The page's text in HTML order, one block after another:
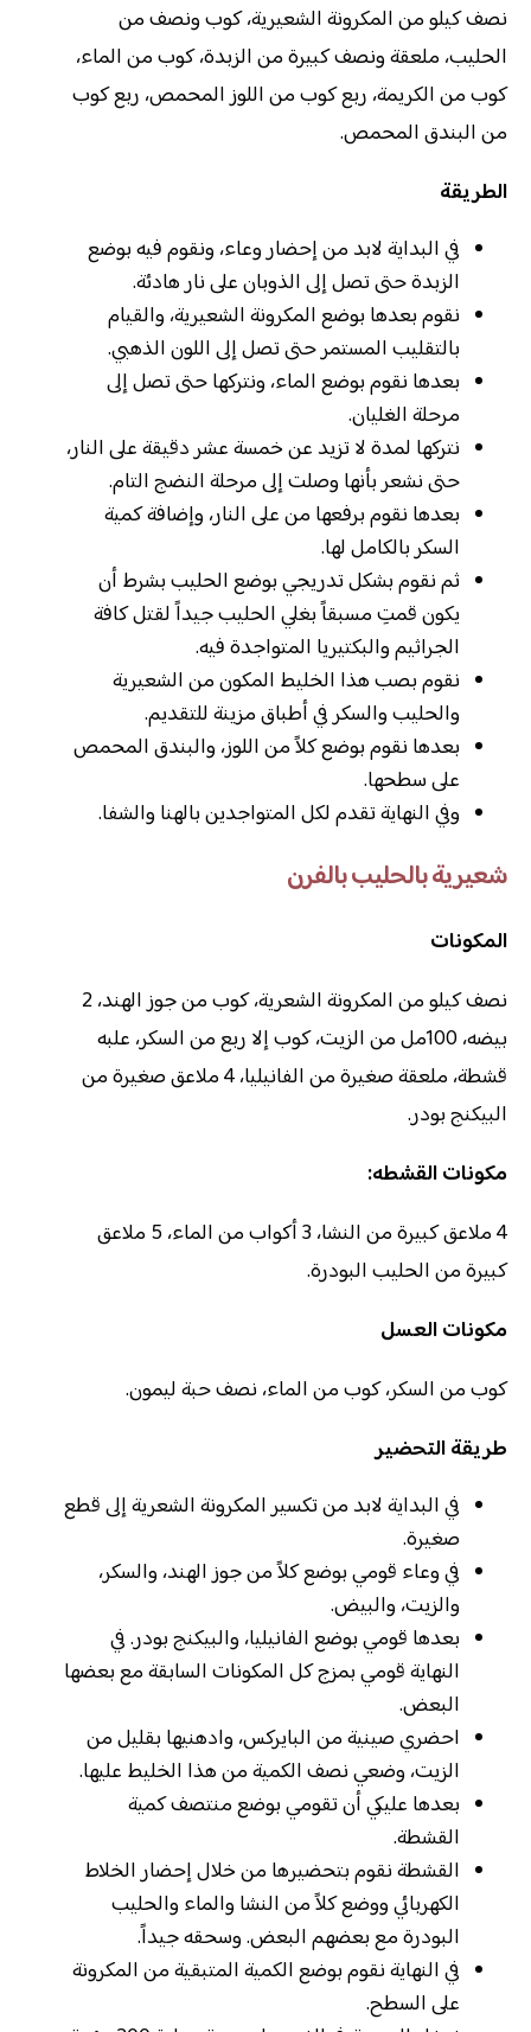
نصف كيلو من المكرونة الشعيرية، كوب ونصف من
الحليب، ملعقة ونصف كبيرة من الزبدة، كوب من الماء،
كوب من الكريمة، ربع كوب من اللوز المحمص، ربع كوب
من البندق المحمص.
الطريقة
في البداية لابد من إحضار وعاء، ونقوم فيه بوضع
الزبدة حتى تصل إلى الذوبان على نار هادئة.
نقوم بعدها بوضع المكرونة الشعيرية، والقيام
بالتقليب المستمر حتى تصل إلى اللون الذهبي.
بعدها نقوم بوضع الماء، ونتركها حتى تصل إلى
مرحلة الغليان.
نتركها لمدة لا تزيد عن خمسة عشر دقيقة على النار،
حتى نشعر بأنها وصلت إلى مرحلة النضج التام.
بعدها نقوم برفعها من على النار، وإضافة كمية
السكر بالكامل لها.
ثم نقوم بشكل تدريجي بوضع الحليب بشرط أن
يكون قمتِ مسبقاً بغلي الحليب جيداً لقتل كافة
الجراثيم والبكتيريا المتواجدة فيه.
نقوم بصب هذا الخليط المكون من الشعيرية
والحليب والسكر في أطباق مزينة للتقديم.
بعدها نقوم بوضع كلاً من اللوز، والبندق المحمص
على سطحها.
وفي النهاية تقدم لكل المتواجدين بالهنا والشفا.
شعيرية بالحليب بالفرن
المكونات
نصف كيلو من المكرونة الشعرية، كوب من جوز الهند، 2
بيضه، 100مل من الزيت، كوب إلا ربع من السكر، علبه
قشطة، ملعقة صغيرة من الفانيليا، 4 ملاعق صغيرة من
البيكنج بودر.
مكونات القشطه:
4 ملاعق كبيرة من النشا، 3 أكواب من الماء، 5 ملاعق
كبيرة من الحليب البودرة.
مكونات العسل
كوب من السكر، كوب من الماء، نصف حبة ليمون.
طريقة التحضير
في البداية لابد من تكسير المكرونة الشعرية إلى قطع
صغيرة.
في وعاء قومي بوضع كلاً من جوز الهند، والسكر،
والزيت، والبيض.
بعدها قومي بوضع الفانيليا، والبيكنج بودر. في
النهاية قومي بمزج كل المكونات السابقة مع بعضها
البعض.
احضري صينية من البايركس، وادهنيها بقليل من
الزيت، وضعي نصف الكمية من هذا الخليط عليها.
بعدها عليكي أن تقومي بوضع منتصف كمية
القشطة.
القشطة نقوم بتحضيرها من خلال إحضار الخلاط
الكهربائي ووضع كلاً من النشا والماء والحليب
البودرة مع بعضهم البعض. وسحقه جيداً.
في النهاية نقوم بوضع الكمية المتبقية من المكرونة
على السطح.